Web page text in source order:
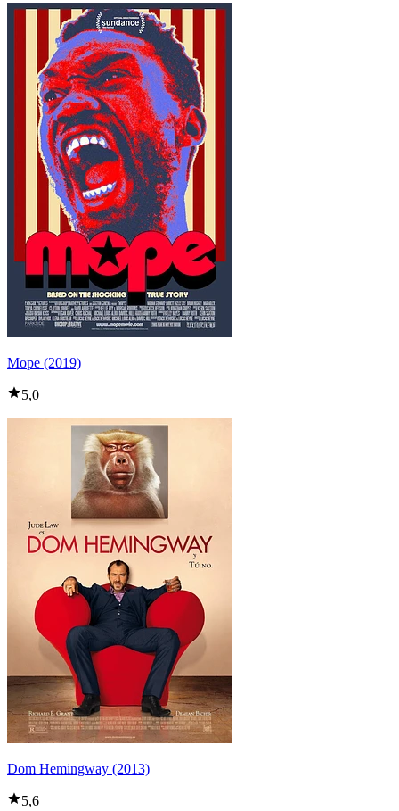
Mope (2019)
5,0
Dom Hemingway (2013)
5,6